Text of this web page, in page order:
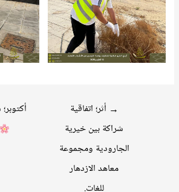
تصفّح
المقالات
→ أثر؛ اتفاقية
شراكة بين خيرية
الجارودية ومجموعة
معاهد الازدهار
للغات.